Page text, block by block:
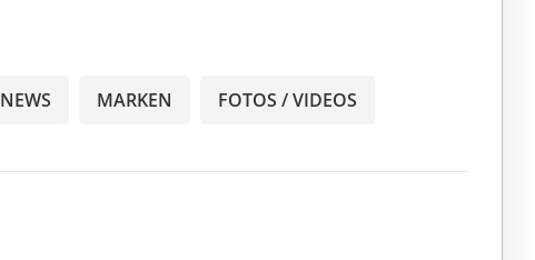
NEWS MARKEN FOTOS / VIDEOS